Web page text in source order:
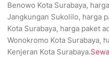
Benowo Kota Surabaya,
Jangkungan Sukolilo, harga
Kota Surabaya, harga paket
Wonokromo Kota Surabaya,
Kenjeran Kota Surabaya.